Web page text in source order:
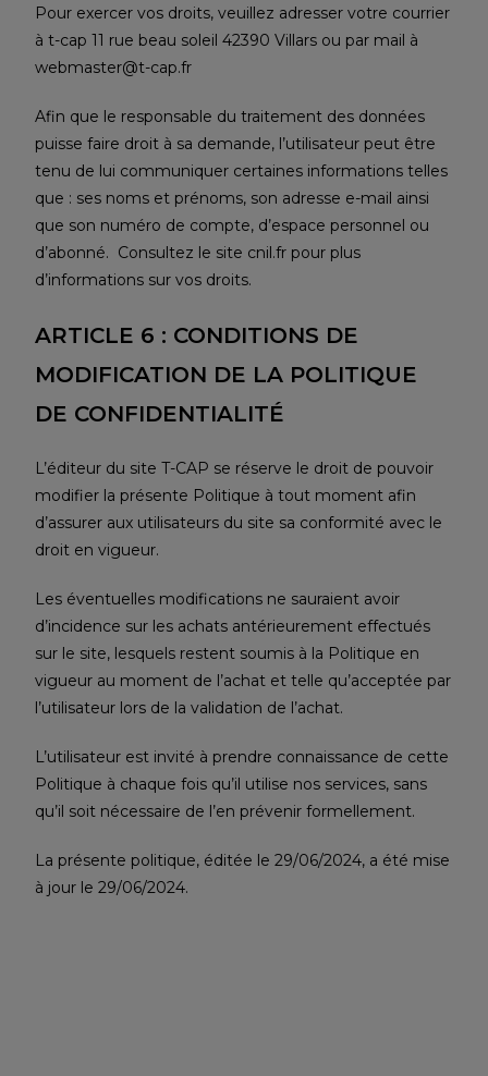
Pour exercer vos droits, veuillez adresser votre courrier
à t-cap 11 rue beau soleil 42390 Villars ou par mail à
webmaster@t-cap.fr
Afin que le responsable du traitement des données
puisse faire droit à sa demande, l’utilisateur peut être
tenu de lui communiquer certaines informations telles
que : ses noms et prénoms, son adresse e-mail ainsi
que son numéro de compte, d’espace personnel ou
d’abonné. Consultez le site cnil.fr pour plus
d’informations sur vos droits.
ARTICLE 6 : CONDITIONS DE
MODIFICATION DE LA POLITIQUE
DE CONFIDENTIALITÉ
L’éditeur du site T-CAP se réserve le droit de pouvoir
modifier la présente Politique à tout moment afin
d’assurer aux utilisateurs du site sa conformité avec le
droit en vigueur.
Les éventuelles modifications ne sauraient avoir
d’incidence sur les achats antérieurement effectués
sur le site, lesquels restent soumis à la Politique en
vigueur au moment de l’achat et telle qu’acceptée par
l’utilisateur lors de la validation de l’achat.
L’utilisateur est invité à prendre connaissance de cette
Politique à chaque fois qu’il utilise nos services, sans
qu’il soit nécessaire de l’en prévenir formellement.
La présente politique, éditée le 29/06/2024, a été mise
à jour le 29/06/2024.